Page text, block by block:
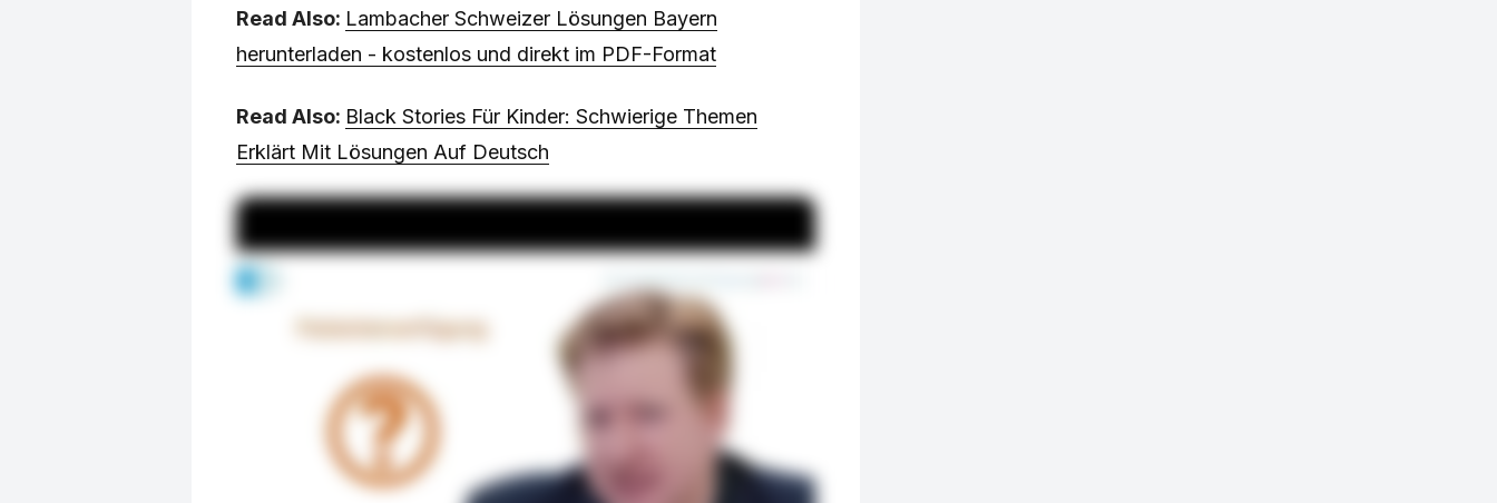
Read Also: Lambacher Schweizer Lösungen Bayern
herunterladen - kostenlos und direkt im PDF-Format
Read Also: Black Stories Für Kinder: Schwierige Themen
Erklärt Mit Lösungen Auf Deutsch